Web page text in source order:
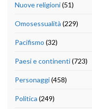
Nuove religioni(51)
Omosessualità (229)
Pacifismo (32)
Paesi e continenti(723)
Personaggi(458)
Politica (249)